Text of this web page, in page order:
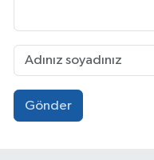
Gönder